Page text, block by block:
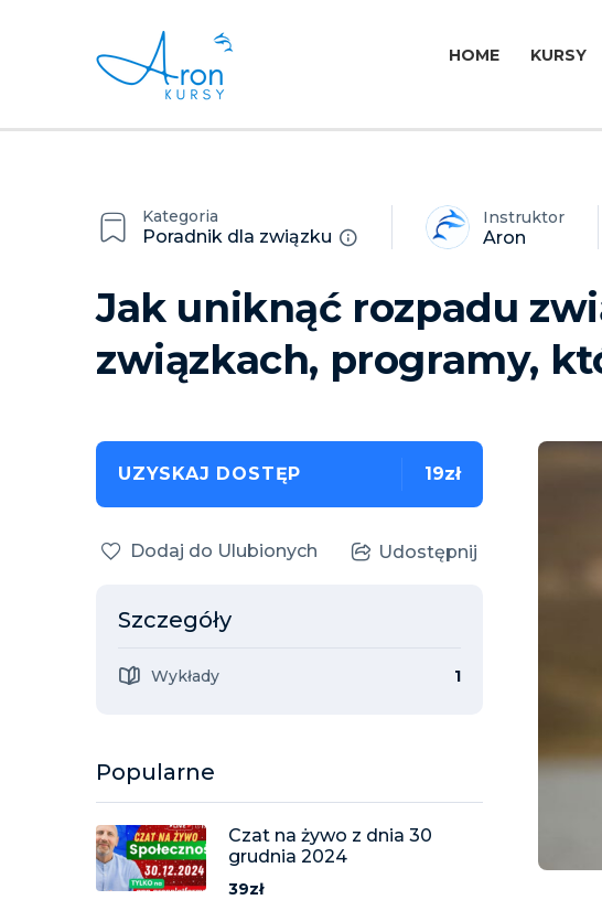
HOME KURSY
Kategoria
Poradnik dla związku
Instruktor
Aron
Jak uniknąć rozpadu
związkach, programy,
UZYSKAJ DOSTĘP 19zł
Dodaj do Ulubionych Udostępnij
Szczegóły
Wykłady 1
Popularne
Czat na żywo z dnia 30
grudnia 2024
39zł